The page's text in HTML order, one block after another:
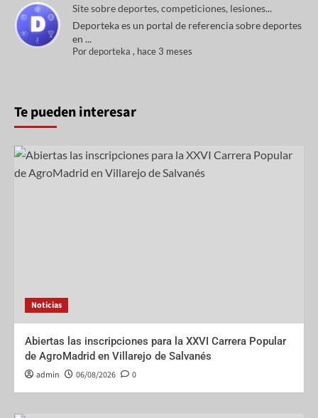
Site sobre deportes, competiciones, lesiones...
Deporteka es un portal de referencia sobre deportes
en ...
Pordeporteka , hace 3 meses
Te pueden interesar
Noticias
Abiertas las inscripciones para la XXVI Carrera Popular
de AgroMadrid en Villarejo de Salvanés
admin 06/08/2026 0